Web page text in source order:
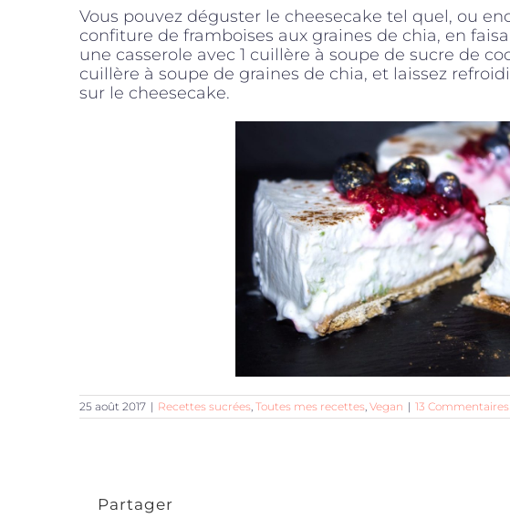
Vous pouvez déguster le cheesecake tel quel, ou
confiture de framboises aux graines de chia, en
une casserole avec 1 cuillère à soupe de sucre de
cuillère à soupe de graines de chia, et laissez
sur le cheesecake.
25 août 2017 | Recettes sucrées Toutes mes recettes Vegan | 13 Commentaires
Partager